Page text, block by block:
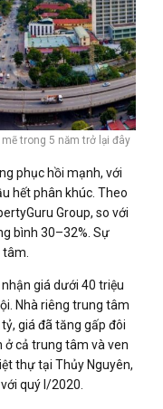
trong 5 năm trở lại đây
phục hồi mạnh, với
hết phân khúc. Theo
Group, so với
bình 30–32%. Sự
giá dưới 40 triệu
Nhà riêng trung tâm
giá đã tăng gấp đôi
ở cả trung tâm và ven
thự tại Thủy Nguyên,
quý I/2020.